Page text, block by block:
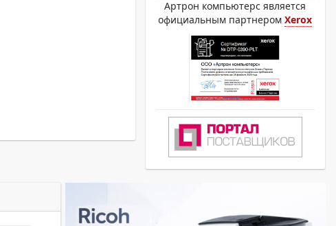
Артрон компьютерс является
официальным партнеромXerox